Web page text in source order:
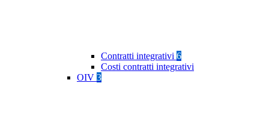
Contratti integrativi 6
Costi contratti integrativi
OIV 3